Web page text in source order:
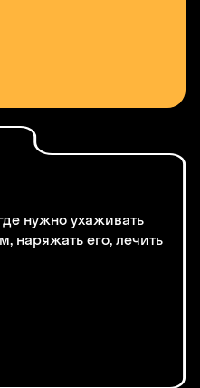
нужно ухаживать
наряжать его, лечить